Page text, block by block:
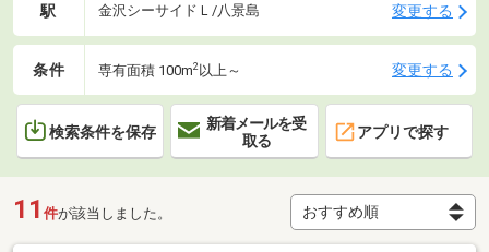
駅 金沢シーサイドＬ/八景島 変更する
条件 専有面積 100m2 以上～ 変更する
検索条件を保存
新着メールを受
取る
アプリで探す
11 件が該当しました。